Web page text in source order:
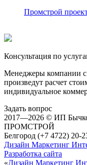
Промстрой
Консультация по
Менеджеры компании с
произведут расчет
индивидуальное
Задать вопрос
2017—2026 © ИП
ПРОМСТРОЙ
Белгород (+7 4722) 20-
Дизайн Маркетинг
Разработка сайта
«Дизайн Маркетинг